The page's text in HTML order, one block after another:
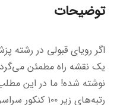
توضیحات
اگر رویای قبولی در رشته
یک نقشه راه مطمئن
نوشته شده! ما در این
رتبه‌های زیر